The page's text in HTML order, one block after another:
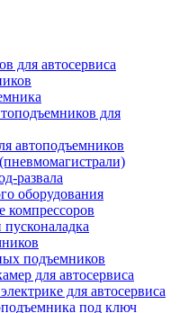
для автосервиса
для
автоподъемников
развала
оборудования
компрессоров
подъемников
для автосервиса
для автосервиса
под ключ